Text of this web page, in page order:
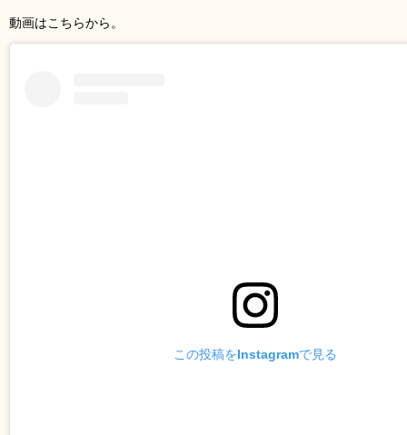
動画はこちらから。
この投稿をInstagramで見る